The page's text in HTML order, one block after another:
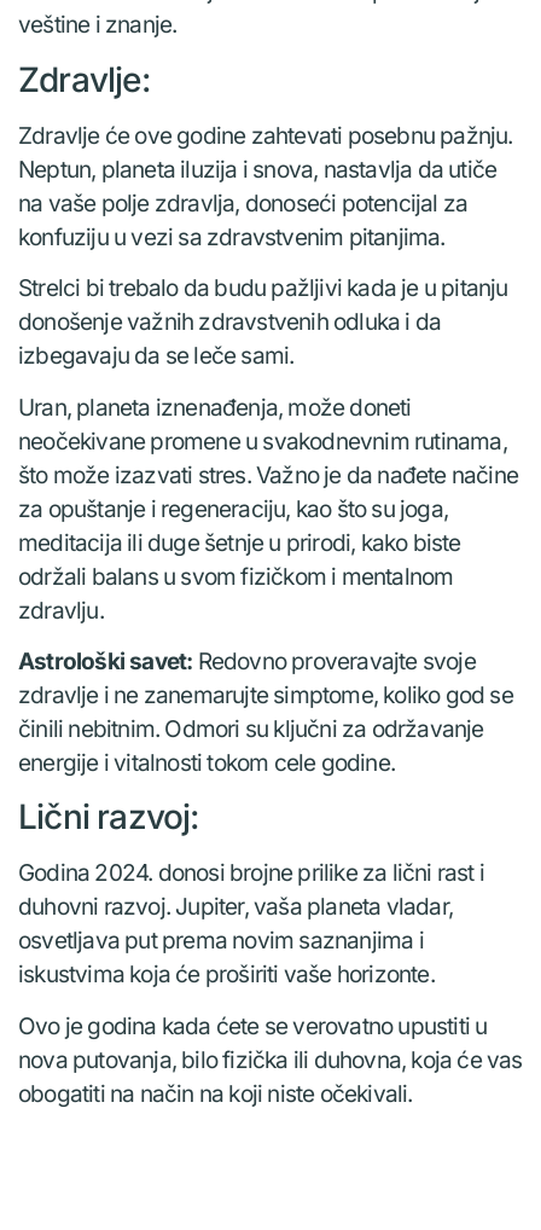
veštine i znanje.
Zdravlje:
Zdravlje će ove godine zahtevati posebnu pažnju.
Neptun, planeta iluzija i snova, nastavlja da utiče
na vaše polje zdravlja, donoseći potencijal za
konfuziju u vezi sa zdravstvenim pitanjima.
Strelci bi trebalo da budu pažljivi kada je u pitanju
donošenje važnih zdravstvenih odluka i da
izbegavaju da se leče sami.
Uran, planeta iznenađenja, može doneti
neočekivane promene u svakodnevnim rutinama,
što može izazvati stres. Važno je da nađete načine
za opuštanje i regeneraciju, kao što su joga,
meditacija ili duge šetnje u prirodi, kako biste
održali balans u svom fizičkom i mentalnom
zdravlju.
Astrološki savet: Redovno proveravajte svoje
zdravlje i ne zanemarujte simptome, koliko god se
činili nebitnim. Odmori su ključni za održavanje
energije i vitalnosti tokom cele godine.
Lični razvoj:
Godina 2024. donosi brojne prilike za lični rast i
duhovni razvoj. Jupiter, vaša planeta vladar,
osvetljava put prema novim saznanjima i
iskustvima koja će proširiti vaše horizonte.
Ovo je godina kada ćete se verovatno upustiti u
nova putovanja, bilo fizička ili duhovna, koja će vas
obogatiti na način na koji niste očekivali.